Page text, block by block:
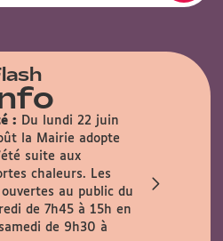
:
Du lundi 22 juin
la Mairie adopte
suite aux
chaleurs. Les
au public du
de 7h45 à 15h en
de 9h30 à